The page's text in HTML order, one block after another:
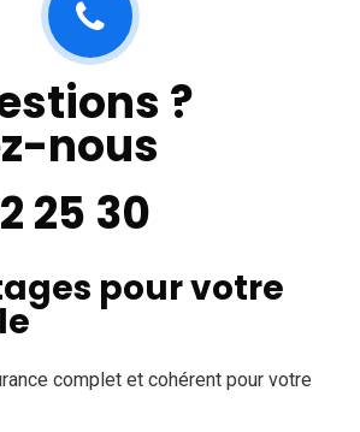
?
nous
25 30
pour votre
complet et cohérent pour votre